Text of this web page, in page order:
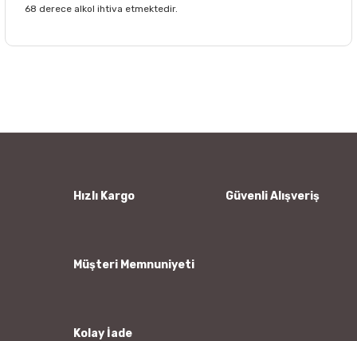
68 derece alkol ihtiva etmektedir.
Ürün bilgilerinde hatalar bulunuyor.
Hızlı Kargo Güvenli Alışveriş
Müşteri Memnuniyeti
Kolay İade